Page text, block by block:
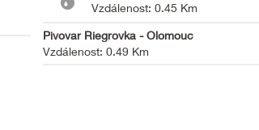
Vzdálenost: 0.45 Km
Pivovar Riegrovka - Olomouc
Vzdálenost: 0.49 Km